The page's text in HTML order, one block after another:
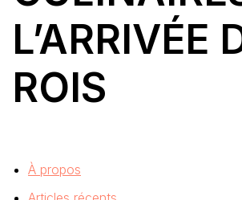
L’ARRIVÉE
ROIS
À propos